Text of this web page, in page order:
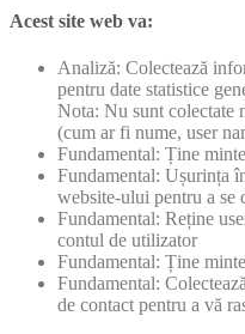
Acest site web va:
Analiză: Colectează
pentru date statistice
Nota: Nu sunt colectate
(cum ar fi nume, user
Fundamental: Ține
Fundamental: Ușurința
website-ului pentru a se
Fundamental: Reține
contul de utilizator
Fundamental: Ține
Fundamental:
de contact pentru a vă